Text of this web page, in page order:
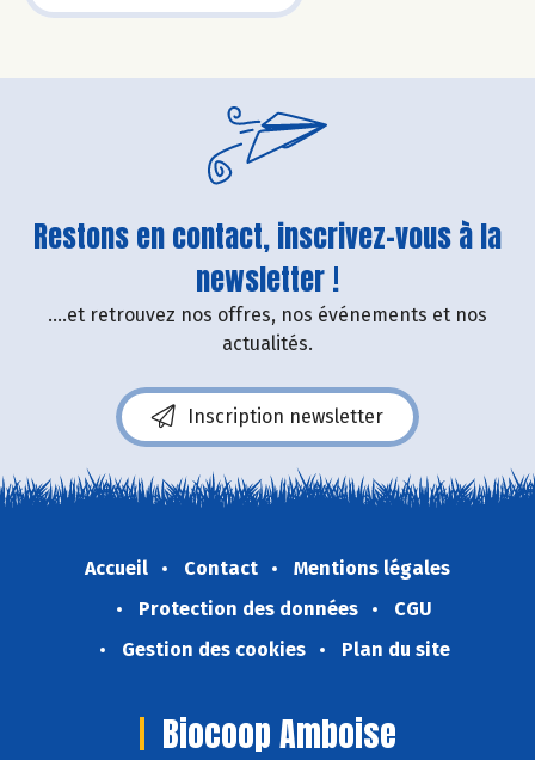
Restons en contact, inscrivez-vous à la
newsletter !
....et retrouvez nos offres, nos événements et nos
actualités.
Inscription newsletter
Accueil Contact
Mentions légales
Protection des données
CGU
Gestion des cookies
Plan du site
Biocoop Amboise